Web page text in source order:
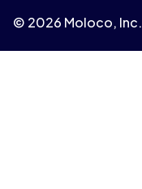
© 2026 Moloco, Inc.